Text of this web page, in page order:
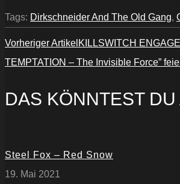
anzeigen
Tags: Dirkschneider And The Old Gang,
Vorheriger Artikel KILLSWITCH
TEMPTATION – The Invisible Force”
DAS KÖNNTEST
Steel Fox – Red Snow
19. Mai 2021